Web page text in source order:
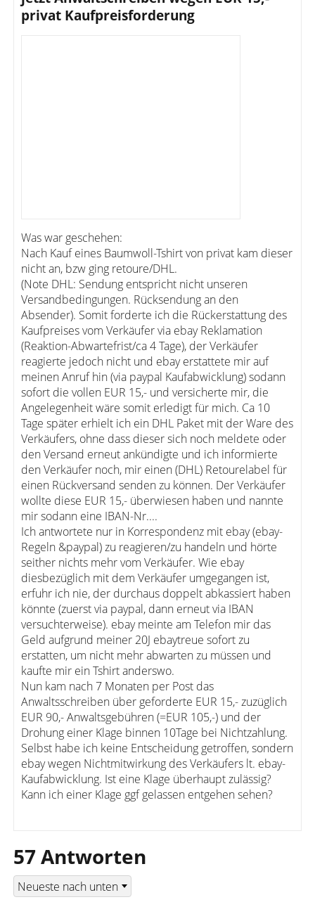
privat Kaufpreisforderung
Was war geschehen:
Nach Kauf eines Baumwoll-Tshirt von privat kam dieser
nicht an, bzw ging retoure/DHL.
(Note DHL: Sendung entspricht nicht unseren
Versandbedingungen. Rücksendung an den
Absender). Somit forderte ich die Rückerstattung des
Kaufpreises vom Verkäufer via ebay Reklamation
(Reaktion-Abwartefrist/ca 4 Tage), der Verkäufer
reagierte jedoch nicht und ebay erstattete mir auf
meinen Anruf hin (via paypal Kaufabwicklung) sodann
sofort die vollen EUR 15,- und versicherte mir, die
Angelegenheit wäre somit erledigt für mich. Ca 10
Tage später erhielt ich ein DHL Paket mit der Ware des
Verkäufers, ohne dass dieser sich noch meldete oder
den Versand erneut ankündigte und ich informierte
den Verkäufer noch, mir einen (DHL) Retourelabel für
einen Rückversand senden zu können. Der Verkäufer
wollte diese EUR 15,- überwiesen haben und nannte
mir sodann eine IBAN-Nr....
Ich antwortete nur in Korrespondenz mit ebay (ebay-
Regeln &paypal) zu reagieren/zu handeln und hörte
seither nichts mehr vom Verkäufer. Wie ebay
diesbezüglich mit dem Verkäufer umgegangen ist,
erfuhr ich nie, der durchaus doppelt abkassiert haben
könnte (zuerst via paypal, dann erneut via IBAN
versuchterweise). ebay meinte am Telefon mir das
Geld aufgrund meiner 20J ebaytreue sofort zu
erstatten, um nicht mehr abwarten zu müssen und
kaufte mir ein Tshirt anderswo.
Nun kam nach 7 Monaten per Post das
Anwaltsschreiben über geforderte EUR 15,- zuzüglich
EUR 90,- Anwaltsgebühren (=EUR 105,-) und der
Drohung einer Klage binnen 10Tage bei Nichtzahlung.
Selbst habe ich keine Entscheidung getroffen, sondern
ebay wegen Nichtmitwirkung des Verkäufers lt. ebay-
Kaufabwicklung. Ist eine Klage überhaupt zulässig?
Kann ich einer Klage ggf gelassen entgehen sehen?
57 Antworten